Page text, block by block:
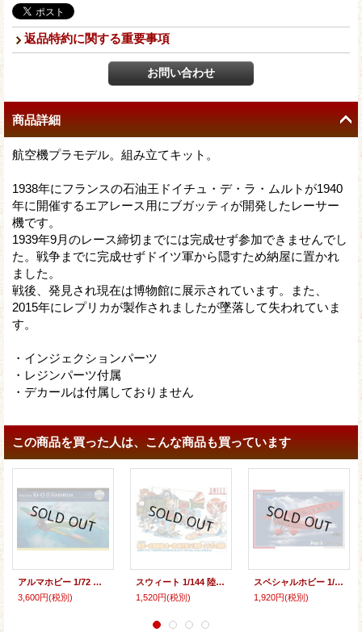
返品特約に関する重要事項
商品詳細
航空機プラモデル。組み立てキット。
1938年にフランスの石油王ドイチュ・デ・ラ・ムルトが1940
年に開催するエアレース用にブガッティが開発したレーサー
機です。
1939年9月のレース締切までには完成せず参加できませんでし
た。戦争までに完成せずドイツ軍から隠すため納屋に置かれ
ました。
戦後、発見され現在は博物館に展示されています。また、
2015年にレプリカが製作されましたが墜落して失われていま
す。
・インジェクションパーツ
・レジンパーツ付属
・デカールは付属しておりません
この商品を買った人は、こんな商品も買っています
アルマホビー 1/72 一式戦闘機 隼 二型【プラモデル】
3,600円(税別)
スウィート 1/144 陸軍一式戦闘機 隼一型 飛行第11戦隊 イナズマ部隊【プラモデル】
1,520円(税別)
スペシャルホビー 1/72 ベガ 5 レディ・リンディ「アメリア・イアハート」【プラモデル】
1,920円(税別)